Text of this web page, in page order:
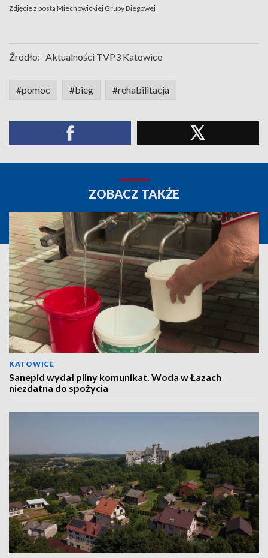
Zdjęcie z posta Miechowickiej Grupy Biegowej
Źródło: Aktualności TVP3 Katowice
#pomoc #bieg #rehabilitacja
ZOBACZ TAKŻE
KATOWICE
Sanepid wydał pilny komunikat. Woda w Łazach
niezdatna do spożycia